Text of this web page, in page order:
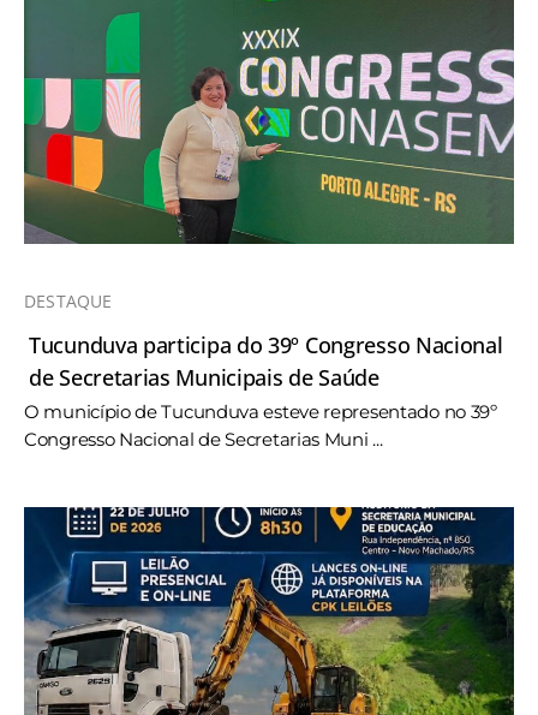
DESTAQUE
Tucunduva participa do 39º Congresso Nacional
de Secretarias Municipais de Saúde
O município de Tucunduva esteve representado no 39º
Congresso Nacional de Secretarias Muni ...